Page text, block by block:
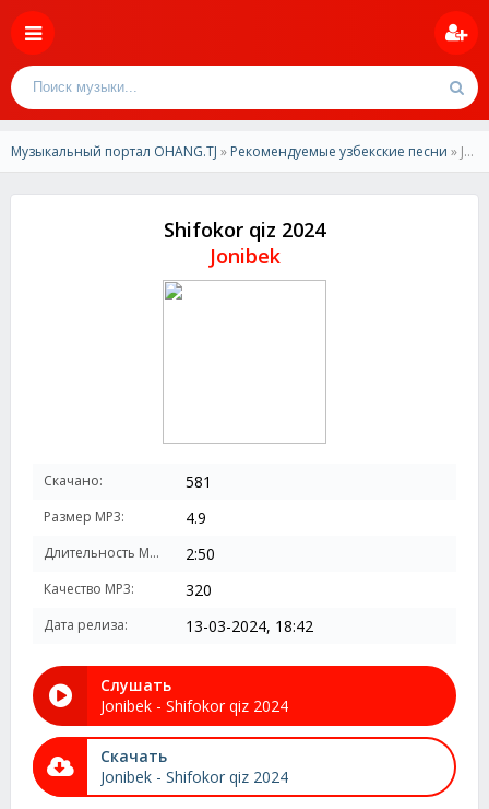
Музыкальный портал OHANG.TJ » Рекомендуемые узбекские песни » Jonibek - Shifokor qiz 2024
Shifokor qiz 2024
Jonibek
Скачано: 581
Размер MP3: 4.9
Длительность MP3: 2:50
Качество MP3: 320
Дата релиза: 13-03-2024, 18:42
Слушать
Jonibek - Shifokor qiz 2024
Скачать
Jonibek - Shifokor qiz 2024